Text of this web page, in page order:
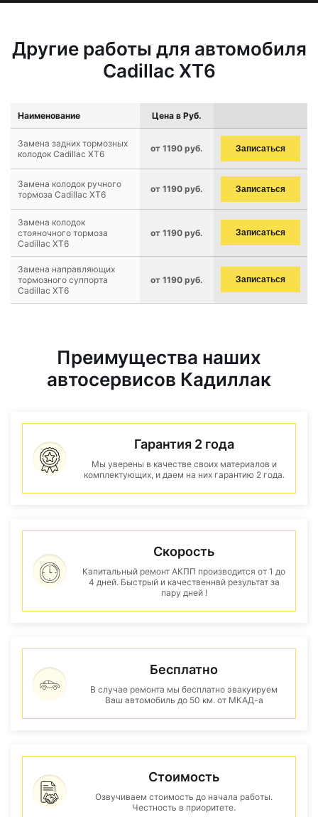
Другие работы для автомобиля
Cadillac XT6
Наименование Цена в Руб.
Замена задних тормозных
колодок Cadillac XT6
от 1190 руб. Записаться
Замена колодок ручного
тормоза Cadillac XT6
от 1190 руб. Записаться
Замена колодок
стояночного тормоза
Cadillac XT6
от 1190 руб. Записаться
Замена направляющих
тормозного суппорта
Cadillac XT6
от 1190 руб. Записаться
Преимущества наших
автосервисов Кадиллак
Гарантия 2 года
Мы уверены в качестве своих материалов и
комплектующих, и даем на них гарантию 2 года.
Скорость
Капитальный ремонт АКПП производится от 1 до
4 дней. Быстрый и качественнвй результат за
пару дней !
Бесплатно
В случае ремонта мы бесплатно эвакуируем
Ваш автомобиль до 50 км. от МКАД-а
Стоимость
Озвучиваем стоимость до начала работы.
Честность в приоритете.